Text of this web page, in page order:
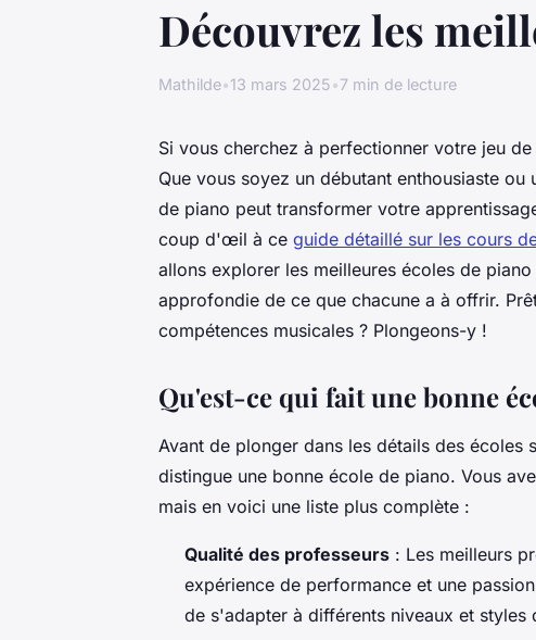
Découvrez les
Mathilde•13 mars 2025•7 min de lecture
Si vous cherchez à perfectionner votre jeu
Que vous soyez un débutant enthousiaste
de piano peut transformer votre
coup d'œil à ce guide détaillé sur les cours
allons explorer les meilleures écoles de
approfondie de ce que chacune a à offrir.
compétences musicales ? Plongeons-y !
Qu'est-ce qui fait une bonne
Avant de plonger dans les détails des
distingue une bonne école de piano. Vous
mais en voici une liste plus complète :
Qualité des professeurs : Les meilleurs
expérience de performance et une
de s'adapter à différents niveaux et styles